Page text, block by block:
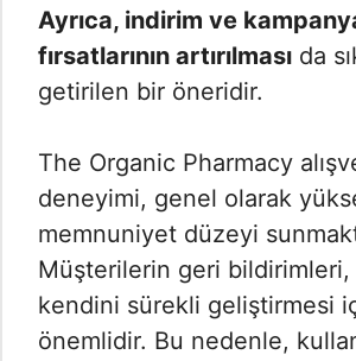
Ayrıca, indirim ve
fırsatlarının artırılması da
getirilen bir öneridir.
The Organic Pharmacy
deneyimi, genel olarak
memnuniyet düzeyi
Müşterilerin geri bildirimleri,
kendini sürekli geliştirmesi
önemlidir. Bu nedenle,